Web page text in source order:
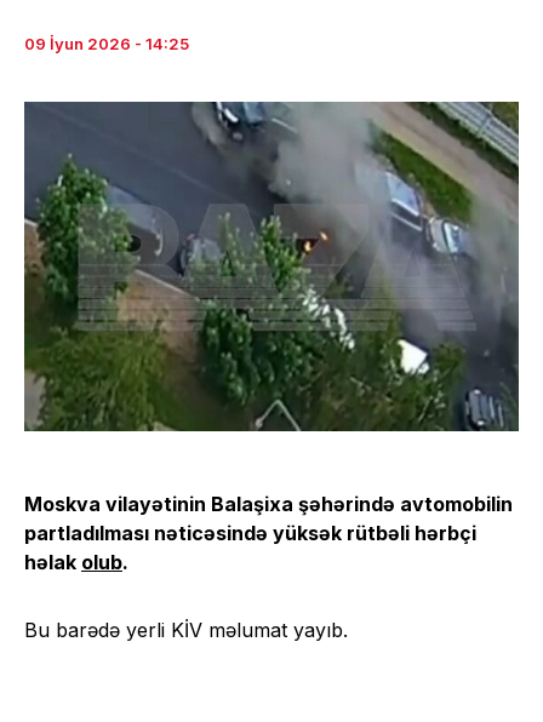
09 İyun 2026 - 14:25
Moskva vilayətinin Balaşixa şəhərində avtomobilin
partladılması nəticəsində yüksək rütbəli hərbçi
həlak olub.
Bu barədə yerli KİV məlumat yayıb.